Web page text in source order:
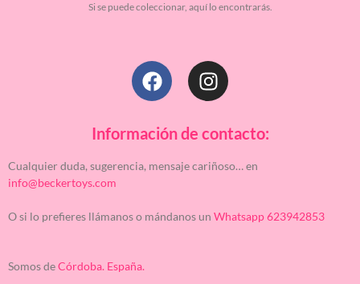
Si se puede coleccionar, aquí lo encontrarás.
Información de contacto:
Cualquier duda, sugerencia, mensaje cariñoso… en
info@beckertoys.com
O si lo prefieres llámanos o mándanos un Whatsapp 623942853
Somos deCórdoba. España.